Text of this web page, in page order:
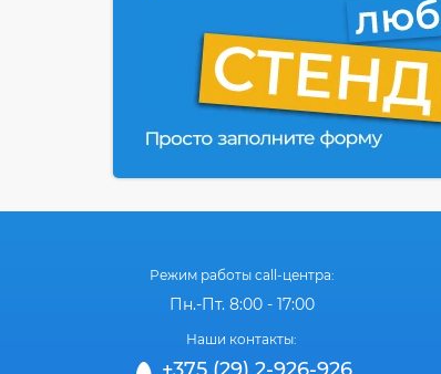
Режим работы call-центра:
Пн.-Пт. 8:00 - 17:00
Наши контакты: